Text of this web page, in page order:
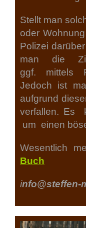
Stellt man
oder
Polizei
man die
ggf. mittels
Jedoch ist
aufgrund
verfallen.
um einen
Wesentlich
Buch
info@steffen-